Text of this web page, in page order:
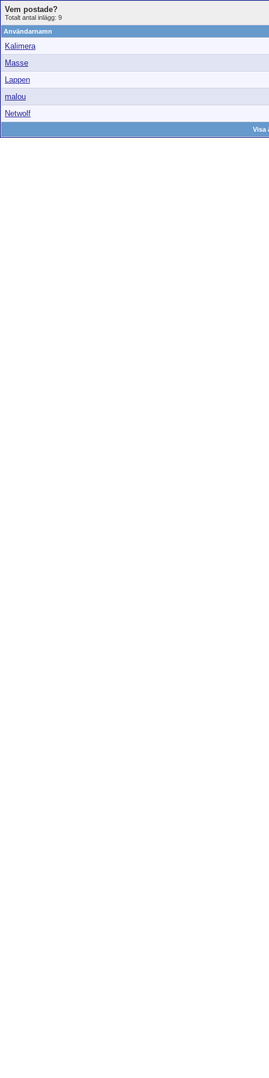
Vem postade?
Totalt antal inlägg: 9
Användarnamn
Kalimera
Masse
Lappen
malou
Netwolf
Visa